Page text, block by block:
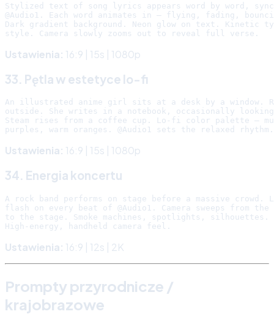
Stylized text of song lyrics appears word by word,
@Audio1. Each word animates in — flying, fading,
Dark gradient background. Neon glow on text. Kinetic
Ustawienia: 16:9 | 15s | 1080p
33. Pętla w estetyce lo-fi
An illustrated anime girl sits at a desk by a window.
outside. She writes in a notebook, occasionally
Steam rises from a coffee cup. Lo-fi color palette —
Ustawienia: 16:9 | 15s | 1080p
34. Energia koncertu
A rock band performs on stage before a massive crowd.
flash on every beat of @Audio1. Camera sweeps from the
to the stage. Smoke machines, spotlights, silhouettes.
Ustawienia: 16:9 | 12s | 2K
Prompty przyrodnicze /
krajobrazowe